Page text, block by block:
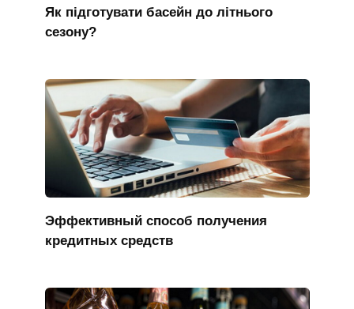
Як підготувати басейн до літнього
сезону?
Эффективный способ получения
кредитных средств